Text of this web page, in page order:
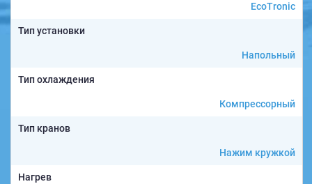
EcoTronic
Тип установки
Напольный
Тип охлаждения
Компрессорный
Тип кранов
Нажим кружкой
Нагрев